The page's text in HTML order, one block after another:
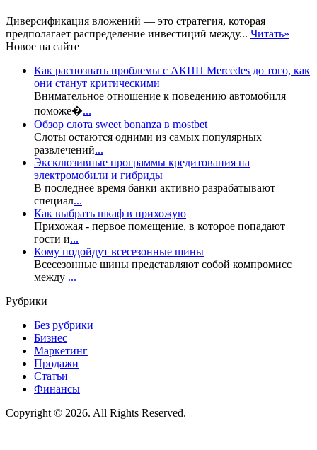
Диверсификация вложений — это стратегия, которая
предполагает распределение инвестиций между... Читать»
Новое на сайте
Как распознать проблемы с АКПП Mercedes до того, как
они станут критическими
Внимательное отношение к поведению автомобиля
поможе�...
Обзор слота sweet bonanza в mostbet
Слоты остаются одними из самых популярных
развлечений...
Эксклюзивные программы кредитования на
электромобили и гибриды
В последнее время банки активно разрабатывают
специал...
Как выбрать шкаф в прихожую
Прихожая - первое помещение, в которое попадают
гости и...
Кому подойдут всесезонные шины
Всесезонные шины представляют собой компромисс
между ...
Рубрики
Без рубрики
Бизнес
Маркетинг
Продажи
Статьи
Финансы
Copyright © 2026. All Rights Reserved.